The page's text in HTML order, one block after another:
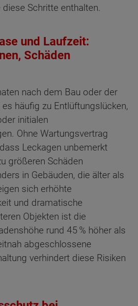
Schritte enthalten.
und Laufzeit:
Schäden
nach dem Bau oder der
häufig zu Entlüftungslücken,
initialen
Ohne Wartungsvertrag
Leckagen unbemerkt
größeren Schäden
in Gebäuden, die älter als
sich erhöhte
und dramatische
Objekten ist die
rund 45 % höher als
abgeschlossene
verhindert diese Risiken